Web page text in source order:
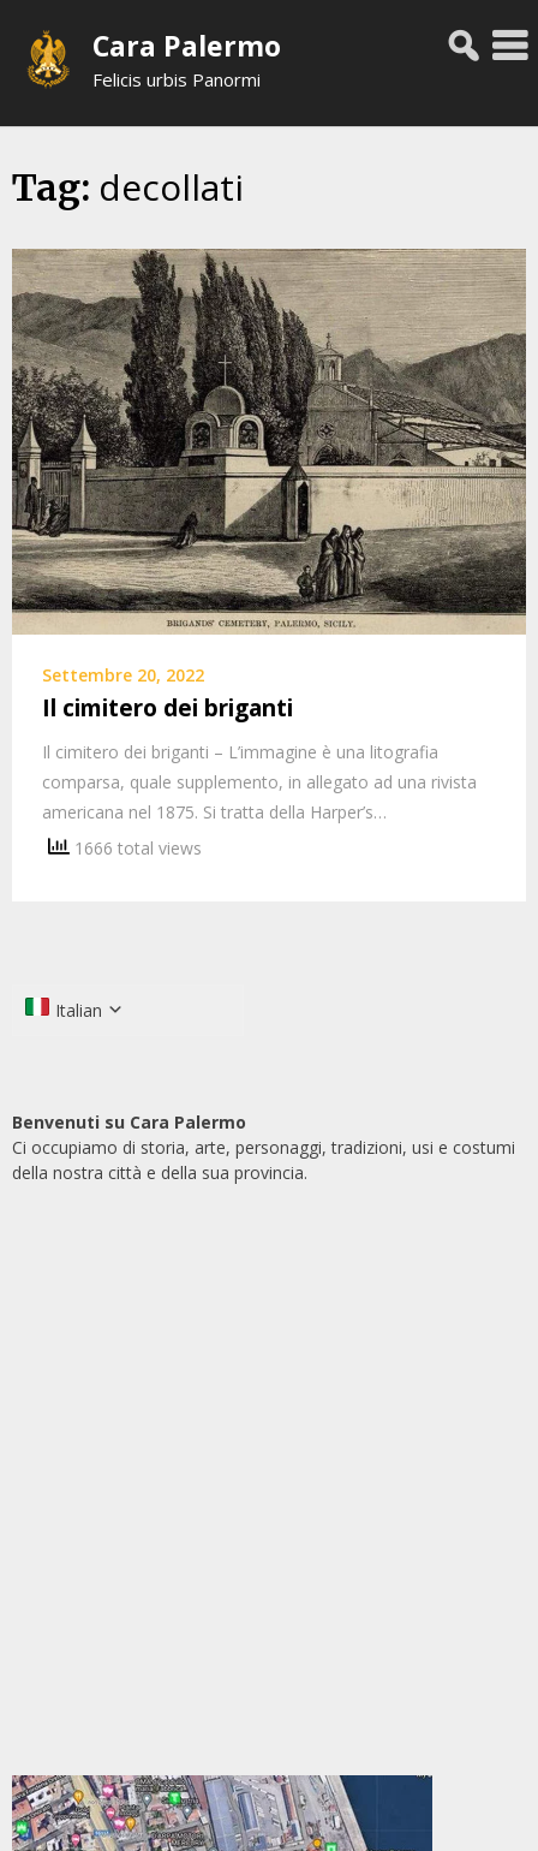
content
Cara Palermo
Felicis urbis Panormi
Tag: decollati
Settembre 20, 2022
Il cimitero dei briganti
Il cimitero dei briganti – L’immagine è una litografia
comparsa, quale supplemento, in allegato ad una rivista
americana nel 1875. Si tratta della Harper’s…
1666 total views
Italian
Benvenuti su Cara Palermo
Ci occupiamo di storia, arte, personaggi, tradizioni, usi e costumi
della nostra città e della sua provincia.